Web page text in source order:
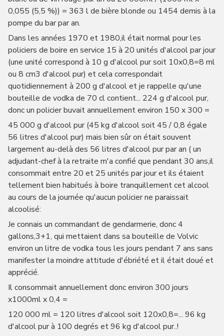
0,055 (5,5 %)) = 363 l de bière blonde ou 1454 demis à la
pompe du bar par an.
Dans les années 1970 et 1980,il était normal pour les
policiers de boire en service 15 à 20 unités d'alcool par jour
(une unité correspond à 10 g d'alcool pur soit 10x0,8=8 ml
ou 8 cm3 d'alcool pur) et cela correspondait
quotidiennement à 200 g d'alcool et je rappelle qu'une
bouteille de vodka de 70 cl contient... 224 g d'alcool pur,
donc un policier buvait annuellement environ 150 x 300 =
45 000 g d'alcool pur (45 kg d'alcool soit 45 / 0,8 égale
56 litres d'alcool pur) mais bien sûr on était souvent
largement au-delà des 56 litres d'alcool pur par an ( un
adjudant-chef à la retraite m'a confié que pendant 30 ans,il
consommait entre 20 et 25 unités par jour et ils étaient
tellement bien habitués à boire tranquillement cet alcool
au cours de la journée qu'aucun policier ne paraissait
alcoolisé:
Je connais un commandant de gendarmerie, donc 4
gallons,3+1, qui mettaient dans sa bouteille de Volvic
environ un litre de vodka tous les jours pendant 7 ans sans
manifester la moindre attitude d'ébriété et il était doué et
apprécié.
Il consommait annuellement donc environ 300 jours
x1000ml x 0,4 =
120 000 ml = 120 litres d'alcool soit 120x0,8=... 96 kg
d'alcool pur à 100 degrés et 96 kg d'alcool pur..!